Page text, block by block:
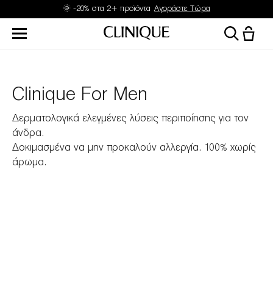
🌞 -20% στα 2+ προϊόντα Αγοράστε Τώρα
Clinique For Men
Δερματολογικά ελεγμένες λύσεις περιποίησης για τον
άνδρα.
Δοκιμασμένα να μην προκαλούν αλλεργία. 100% χωρίς
άρωμα.